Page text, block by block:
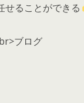
せることができる